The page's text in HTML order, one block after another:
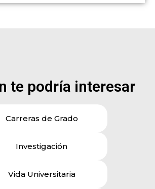
te podría interesar
Carreras de Grado
Investigación
Vida Universitaria